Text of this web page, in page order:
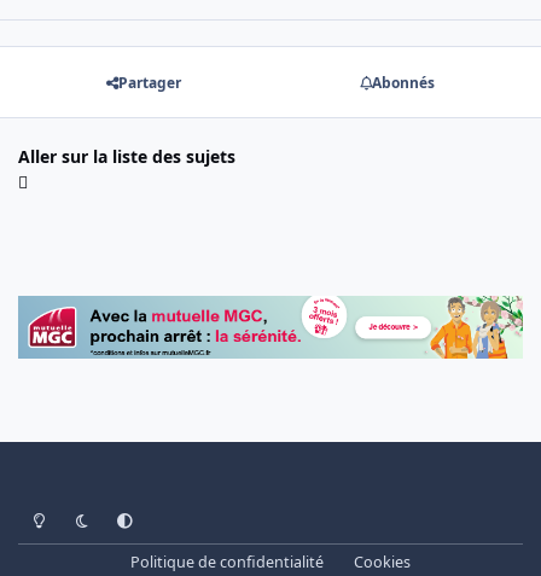
Partager Abonnés
Aller sur la liste des sujets
Light ModeDark ModeSystem Preference
Politique de confidentialité Cookies